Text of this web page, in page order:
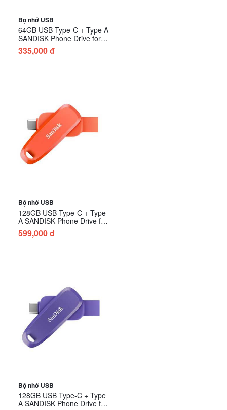
Bộ nhớ USB
64GB USB Type-C + Type A
SANDISK Phone Drive for
Android SDDDC6-064G-
G46YD - Màu Vàng
335,000 đ
Bộ nhớ USB
128GB USB Type-C + Type
A SANDISK Phone Drive for
Android SDDDC6-128G-
G46NO - Màu Cam
599,000 đ
Bộ nhớ USB
128GB USB Type-C + Type
A SANDISK Phone Drive for